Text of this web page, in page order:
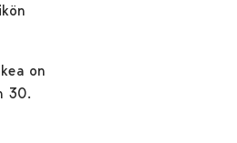
on
30.